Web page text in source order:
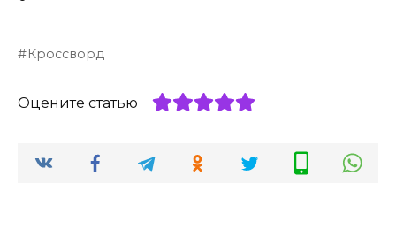
Кроссворд
Оцените статью